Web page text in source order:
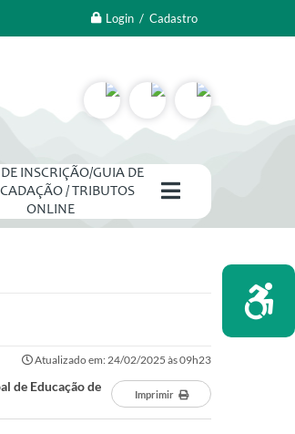
Login / Cadastro
INSCRIÇÃO/GUIA DE
/ TRIBUTOS
ONLINE
Atualizado em: 24/02/2025 às 09h23
de Educação de
Imprimir